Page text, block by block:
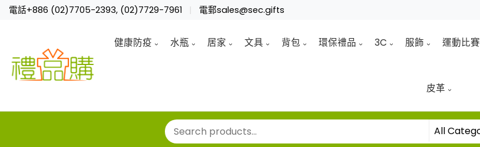
電話+886 (02)7705-2393, (02)7729-7961 電郵sales@sec.gifts
健康防疫 水瓶 居家 文具 背包 環保禮品 3C 服飾 運動比賽
皮革